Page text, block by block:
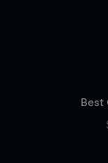
Best